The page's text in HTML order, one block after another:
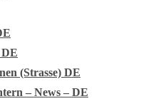
(Strasse) DE
– News – DE